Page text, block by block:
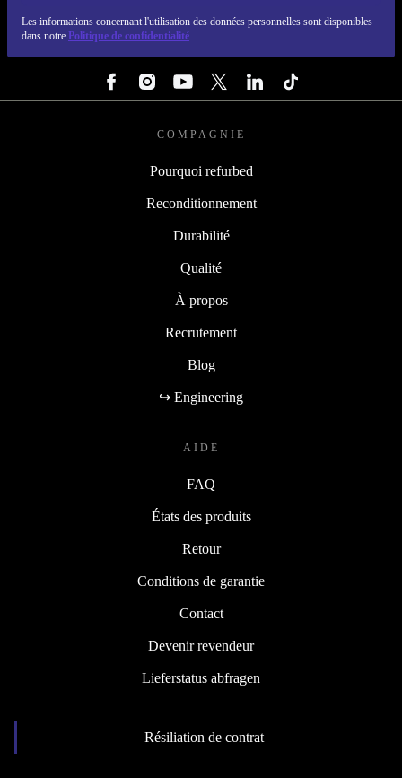
Les informations concernant l'utilisation des données personnelles sont disponibles
dans notre Politique de confidentialité
COMPAGNIE
Pourquoi refurbed
Reconditionnement
Durabilité
Qualité
À propos
Recrutement
Blog
↪ Engineering
AIDE
FAQ
États des produits
Retour
Conditions de garantie
Contact
Devenir revendeur
Lieferstatus abfragen
Résiliation de contrat